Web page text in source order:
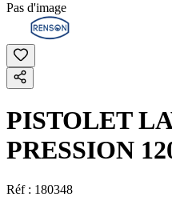
Pas d'image
PISTOLET
PRESSION
Réf : 180348